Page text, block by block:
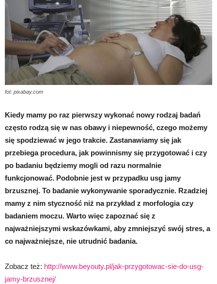
fot: pixabay.com
Kiedy mamy po raz pierwszy wykonać nowy rodzaj badań
często rodzą się w nas obawy i niepewność, czego możemy
się spodziewać w jego trakcie. Zastanawiamy się jak
przebiega procedura, jak powinnismy się przygotować i czy
po badaniu będziemy mogli od razu normalnie
funkcjonować. Podobnie jest w przypadku usg jamy
brzusznej. To badanie wykonywanie sporadycznie. Rzadziej
mamy z nim styczność niż na przykład z morfologia czy
badaniem moczu. Warto więc zapoznać się z
najważniejszymi wskazówkami, aby zmniejszyć swój stres, a
co najważniejsze, nie utrudnić badania.
Zobacz też: http://www.beyouty.pl/jak-przygotowac-sie-do-usg-
jamy-brzusznej/